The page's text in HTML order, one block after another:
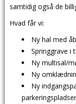
samtidig også de
Hvad får vi:
Ny hal med
Springgrave i
Ny multisal/
Ny
Ny